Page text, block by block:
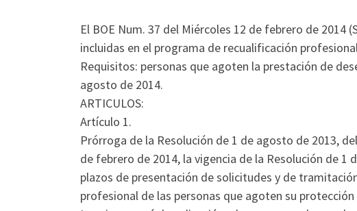
El BOE Num. 37 del Miércoles 12 de febrero de 2014
incluidas en el programa de recualificación
Requisitos: personas que agoten la prestación de
agosto de 2014.
ARTICULOS:
Artículo 1.
Prórroga de la Resolución de 1 de agosto de 2013,
de febrero de 2014, la vigencia de la Resolución de
plazos de presentación de solicitudes y de
profesional de las personas que agoten su